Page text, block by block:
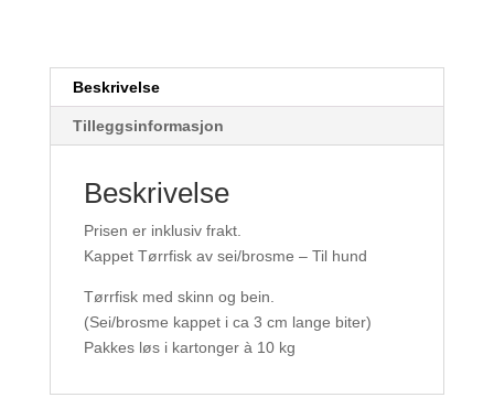
Beskrivelse
Tilleggsinformasjon
Beskrivelse
Prisen er inklusiv frakt.
Kappet Tørrfisk av sei/brosme – Til hund
Tørrfisk med skinn og bein.
(Sei/brosme kappet i ca 3 cm lange biter)
Pakkes løs i kartonger à 10 kg